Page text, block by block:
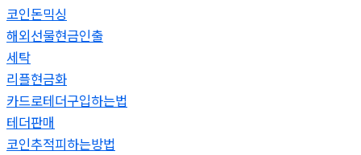
코인돈믹싱
해외선물현금인출
세탁
리플현금화
카드로테더구입하는법
테더판매
코인추적피하는방법